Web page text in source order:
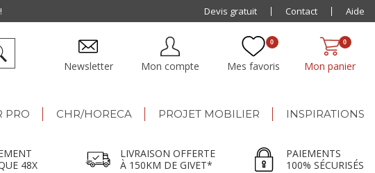
Mon panier
0
Mes favoris
0
Mon compte
Newsletter
PRO CHR/HORECA PROJET MOBILIER INSPIRATIONS
48X
LIVRAISON OFFERTE
À 150KM DE GIVET*
PAIEMENTS
100% SÉCURISÉS
Livraison offerte dès 500€ jusqu'à 150km de Givet
Devis gratuit Contact Aide